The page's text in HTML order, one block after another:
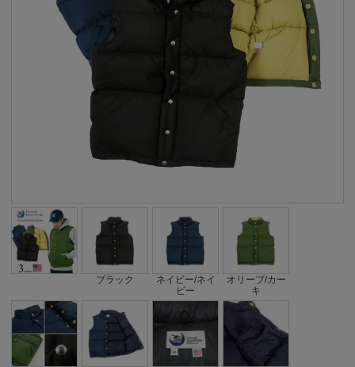
ブラック
ネイビー/ネイ
ビー
オリーブ/カー
キ